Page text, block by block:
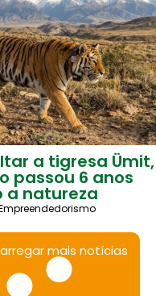
a tigresa Ümit,
passou 6 anos
a natureza
mais notícias